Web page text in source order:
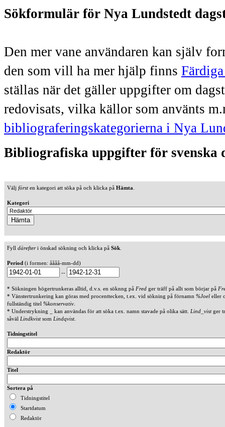
Sökformulär för Nya Lundstedt
Den mer vane användaren kan själv
den som vill ha mer hjälp finns
ställas när det gäller uppgifter om
redovisats, vilka källor som använts
bibliograferingskategorierna i Nya
Bibliografiska uppgifter för svenska
Välj försten kategori att söka på och klicka på Hämta
Kategori
Fyll därefteri önskad sökning och klicka på Sök
Period (i formen: åååå-mm-dd)
--
* Sökningen högertrunkeras alltid, d.v.s. en söknng på Fred ger träff på allt som börjar på
* Vänstertrunkering kan göras med procenttecken, t.ex. vid sökning på förnamn %Joel eller
fullständig titel %konservativ
* Understrykning _ kan användas för att söka t.ex. namn stavade på olika sätt. Lind_vistger
såväl Lindkvistsom Lindqvist.
Tidningstitel
Redaktör
Titel
Sortera på
Tidningstitel
Startdatum
Redaktör